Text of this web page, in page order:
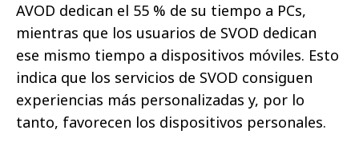
AVOD dedican el 55 % de su tiempo a PCs,
mientras que los usuarios de SVOD dedican
ese mismo tiempo a dispositivos móviles. Esto
indica que los servicios de SVOD consiguen
experiencias más personalizadas y, por lo
tanto, favorecen los dispositivos personales.